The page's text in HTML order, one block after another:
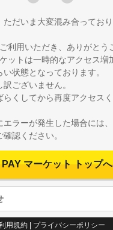
だいま大変混み合っており
利用いただき、ありがとう
ットは一時的なアクセス増
状態となっております。
ございません。
くしてから再度アクセス
エラーが発生した場合には
認ください。
マーケット トップへ
用規約| プライバシーポリシー